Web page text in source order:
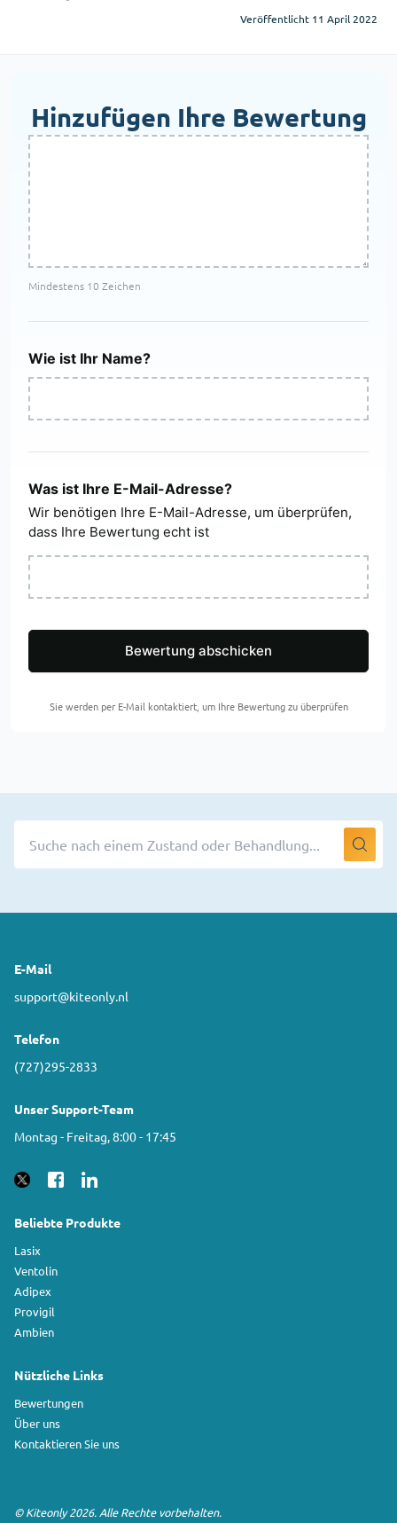
Veröffentlicht 11 April 2022
Hinzufügen Ihre Bewertung
Mindestens 10 Zeichen
Wie ist Ihr Name?
Was ist Ihre E-Mail-Adresse?
Wir benötigen Ihre E-Mail-Adresse, um überprüfen,
dass Ihre Bewertung echt ist
Bewertung abschicken
Sie werden per E-Mail kontaktiert, um Ihre Bewertung zu überprüfen
E-Mail
support@kiteonly.nl
Telefon
(727)295-2833
Unser Support-Team
Montag - Freitag, 8:00 - 17:45
Beliebte Produkte
Lasix
Ventolin
Adipex
Provigil
Ambien
Nützliche Links
Bewertungen
Über uns
Kontaktieren Sie uns
©Kiteonly2026. Alle Rechte vorbehalten.